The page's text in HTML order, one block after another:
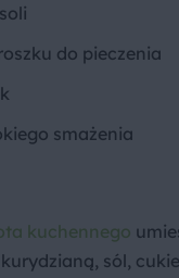
do pieczenia
smażenia
kuchennego
sól,